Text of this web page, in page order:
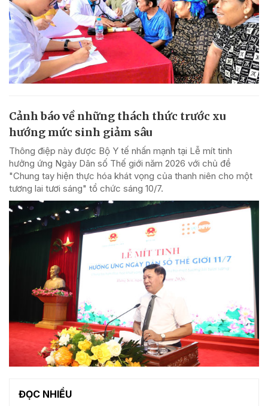
Cảnh báo về những thách thức trước xu
hướng mức sinh giảm sâu
Thông điệp này được Bộ Y tế nhấn mạnh tại Lễ mít tinh
hưởng ứng Ngày Dân số Thế giới năm 2026 với chủ đề
"Chung tay hiện thực hóa khát vọng của thanh niên cho một
tương lai tươi sáng" tổ chức sáng 10/7.
ĐỌC NHIỀU